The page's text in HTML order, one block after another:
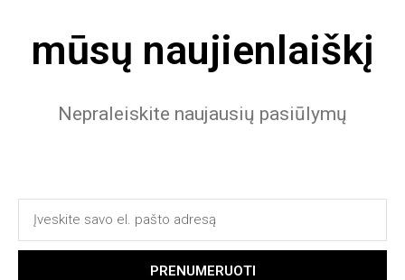
mūsų naujienlaiškį
Nepraleiskite naujausių pasiūlymų
PRENUMERUOTI